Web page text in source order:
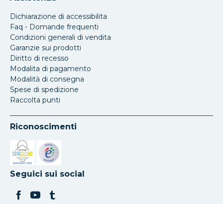
Dichiarazione di accessibilita
Faq - Domande frequenti
Condizioni generali di vendita
Garanzie sui prodotti
Diritto di recesso
Modalita di pagamento
Modalità di consegna
Spese di spedizione
Raccolta punti
Riconoscimenti
Si apre in una nuova scheda
Si apre in una nuova scheda
Seguici sui social